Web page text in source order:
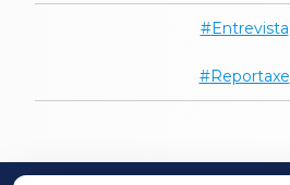
Entrevista
Reportaxe